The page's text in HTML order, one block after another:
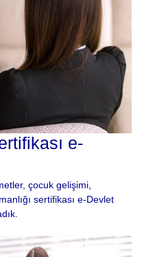
e-
çocuk gelişimi,
sertifikası e-Devlet